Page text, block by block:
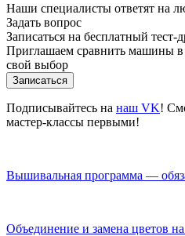
Наши специалисты ответят на
Задать вопрос
Записаться на бесплатный тест-
Приглашаем сравнить машины в
свой выбор
Записаться
Подписывайтесь на наш VK!
мастер-классы первыми!
Вышивальная программа —
Объединение и замена цветов